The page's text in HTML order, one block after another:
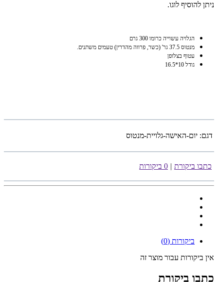
ניתן להוסיף לוגו.
הגלויה עשוייה כרומו 300 גרם
מנטוס 37.5 גר' (כשר, פרווה מהדרין) טעמים משתנים.
עטוף בצלופן
גודל 10*16.5
דגם: יום-האישה-גלויית-מנטוס
כתבו ביקורת | 0 ביקורות
ביקורות (0)
אין ביקורות עבור מוצר זה
כתבו ביקורת